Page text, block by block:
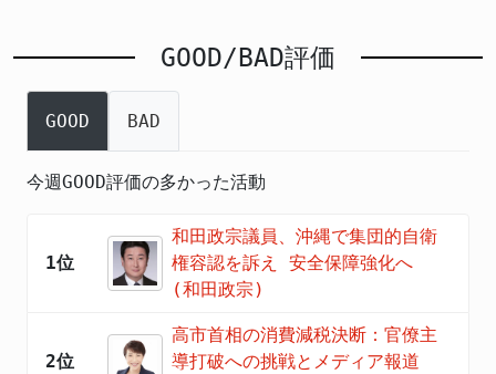
GOOD/BAD評価
GOOD BAD
今週GOOD評価の多かった活動
1位
和田政宗議員、沖縄で集団的自衛
権容認を訴え 安全保障強化へ
(和田政宗)
2位
高市首相の消費減税決断：官僚主
導打破への挑戦とメディア報道